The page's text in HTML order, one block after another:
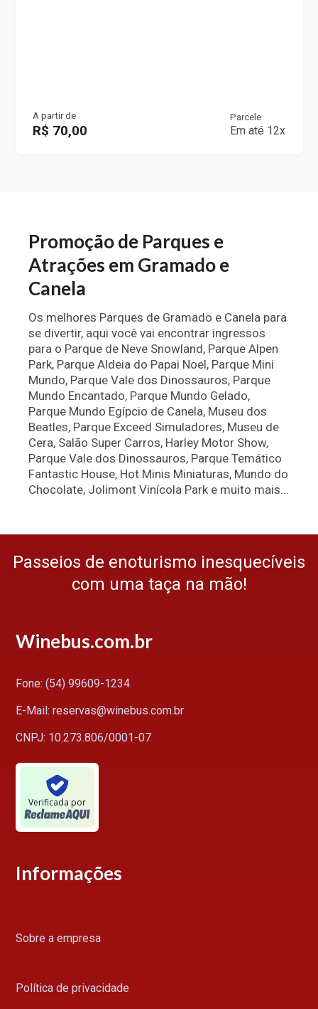
A partir de
R$ 70,00
Parcele
Em até 12x
Promoção de Parques e
Atrações em Gramado e
Canela
Os melhores Parques de Gramado e Canela para
se divertir, aqui você vai encontrar ingressos
para o Parque de Neve Snowland, Parque Alpen
Park, Parque Aldeia do Papai Noel, Parque Mini
Mundo, Parque Vale dos Dinossauros, Parque
Mundo Encantado, Parque Mundo Gelado,
Parque Mundo Egípcio de Canela, Museu dos
Beatles, Parque Exceed Simuladores, Museu de
Cera, Salão Super Carros, Harley Motor Show,
Parque Vale dos Dinossauros, Parque Temático
Fantastic House, Hot Minis Miniaturas, Mundo do
Chocolate, Jolimont Vinícola Park e muito mais...
Passeios de enoturismo inesquecíveis
com uma taça na mão!
Winebus.com.br
Fone: (54) 99609-1234
E-Mail: reservas@winebus.com.br
CNPJ: 10.273.806/0001-07
Verificada por
Informações
Sobre a empresa
Política de privacidade